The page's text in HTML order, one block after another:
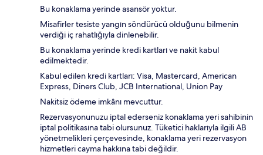
Bu konaklama yerinde asansör yoktur.
Misafirler tesiste yangın söndürücü olduğunu bilmenin
verdiği iç rahatlığıyla dinlenebilir.
Bu konaklama yerinde kredi kartları ve nakit kabul
edilmektedir.
Kabul edilen kredi kartları: Visa, Mastercard, American
Express, Diners Club, JCB International, Union Pay
Nakitsiz ödeme imkânı mevcuttur.
Rezervasyonunuzu iptal ederseniz konaklama yeri sahibinin
iptal politikasına tabi olursunuz. Tüketici haklarıyla ilgili AB
yönetmelikleri çerçevesinde, konaklama yeri rezervasyon
hizmetleri cayma hakkına tabi değildir.